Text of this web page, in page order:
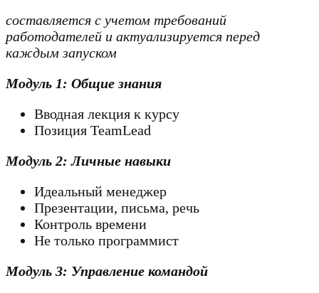
составляется с учетом требований
работодателей и актуализируется перед
каждым запуском
Модуль 1: Общие знания
Вводная лекция к курсу
Позиция TeamLead
Модуль 2: Личные навыки
Идеальный менеджер
Презентации, письма, речь
Контроль времени
Не только программист
Модуль 3: Управление командой